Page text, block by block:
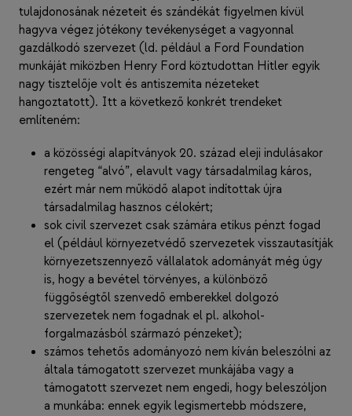
tulajdonosának nézeteit és szándékát figyelmen kívül
hagyva végez jótékony tevékenységet a vagyonnal
gazdálkodó szervezet (ld. például a Ford Foundation
munkáját miközben Henry Ford köztudottan Hitler egyik
nagy tisztelője volt és antiszemita nézeteket
hangoztatott). Itt a következő konkrét trendeket
említeném:
a közösségi alapítványok 20. század eleji indulásakor
rengeteg “alvó”, elavult vagy társadalmilag káros,
ezért már nem működő alapot indítottak újra
társadalmilag hasznos célokért;
sok civil szervezet csak számára etikus pénzt fogad
el (például környezetvédő szervezetek visszautasítják
környezetszennyező vállalatok adományát még úgy
is, hogy a bevétel törvényes, a különböző
függőségtől szenvedő emberekkel dolgozó
szervezetek nem fogadnak el pl. alkohol-
forgalmazásból származó pénzeket);
számos tehetős adományozó nem kíván beleszólni az
általa támogatott szervezet munkájába vagy a
támogatott szervezet nem engedi, hogy beleszóljon
a munkába: ennek egyik legismertebb módszere,